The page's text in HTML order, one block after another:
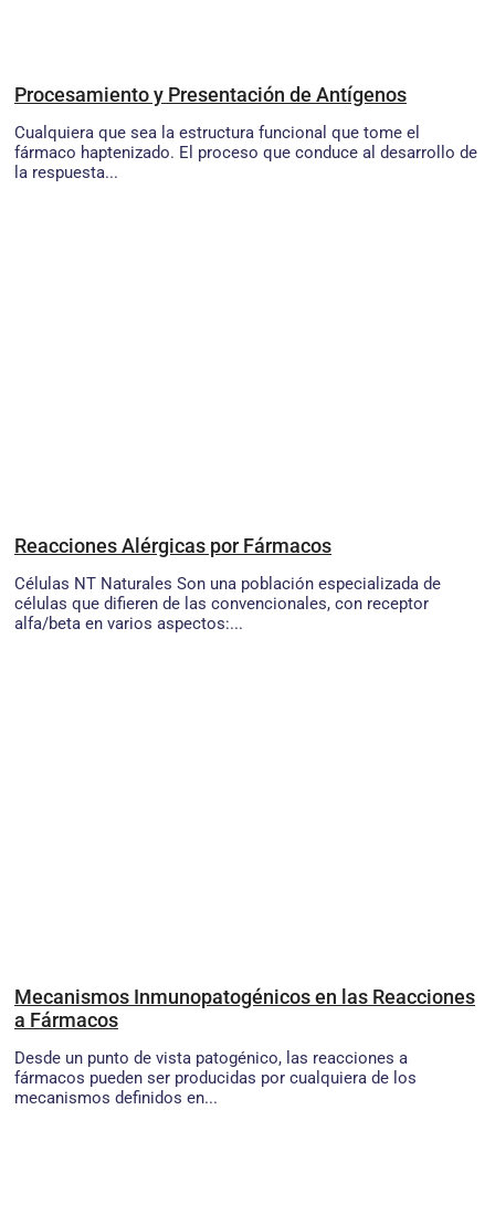
Procesamiento y Presentación de Antígenos
Cualquiera que sea la estructura funcional que tome el
fármaco haptenizado. El proceso que conduce al desarrollo de
la respuesta...
Reacciones Alérgicas por Fármacos
Células NT Naturales Son una población especializada de
células que difieren de las convencionales, con receptor
alfa/beta en varios aspectos:...
Mecanismos Inmunopatogénicos en las Reacciones
a Fármacos
Desde un punto de vista patogénico, las reacciones a
fármacos pueden ser producidas por cualquiera de los
mecanismos definidos en...